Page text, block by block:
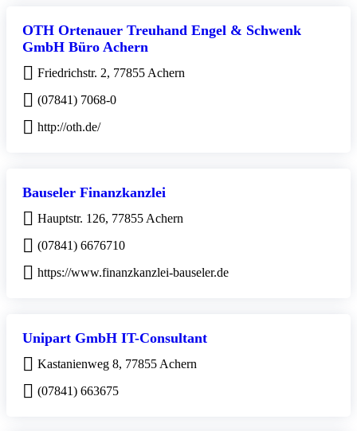
OTH Ortenauer Treuhand Engel & Schwenk
GmbH Büro Achern
Friedrichstr. 2, 77855 Achern
(07841) 7068-0
http://oth.de/
Bauseler Finanzkanzlei
Hauptstr. 126, 77855 Achern
(07841) 6676710
https://www.finanzkanzlei-bauseler.de
Unipart GmbH IT-Consultant
Kastanienweg 8, 77855 Achern
(07841) 663675